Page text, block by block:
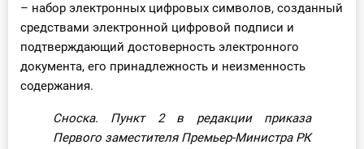
– набор электронных цифровых символов, созданный
средствами электронной цифровой подписи и
подтверждающий достоверность электронного
документа, его принадлежность и неизменность
содержания.
Сноска. Пункт 2 в редакции приказа
Первого заместителя Премьер-Министра РК